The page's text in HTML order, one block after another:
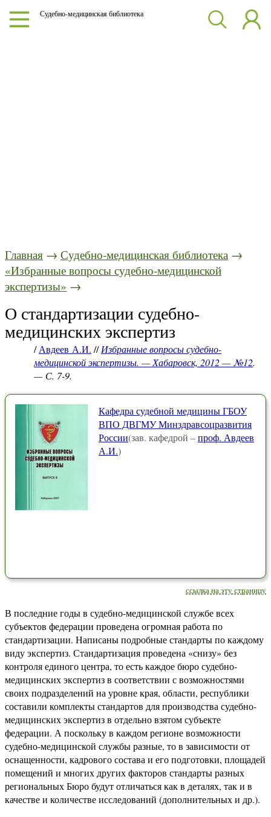
Судебно-медицинская библиотека
Главная → Судебно-медицинская библиотека →
«Избранные вопросы судебно-медицинской
экспертизы» →
О стандартизации судебно-
медицинских экспертиз
/Авдеев А.И. //Избранные вопросы судебно-
медицинской экспертизы. — Хабаровск, 2012 — №12.
— С. 7-9.
Кафедра судебной медицины ГБОУ
ВПО ДВГМУ Минздравсоцразвития
России(зав. кафедрой –проф. Авдеев
А.И.)
ссылка на эту страницу
В последние годы в судебно-медицинской службе всех
субъектов федерации проведена огромная работа по
стандартизации. Написаны подробные стандарты по каждому
виду экспертиз. Стандартизация проведена «снизу» без
контроля единого центра, то есть каждое бюро судебно-
медицинских экспертиз в соответствии с возможностями
своих подразделений на уровне края, области, республики
составили комплекты стандартов для производства судебно-
медицинских экспертиз в отдельно взятом субъекте
федерации. А поскольку в каждом регионе возможности
судебно-медицинской службы разные, то в зависимости от
оснащенности, кадрового состава и его подготовки, площадей
помещений и многих других факторов стандарты разных
региональных Бюро будут отличаться как в деталях, так и в
качестве и количестве исследований (дополнительных и др.).